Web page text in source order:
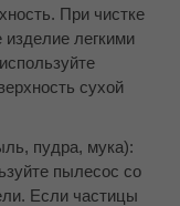
При чистке
изделие легкими
сухой
пудра, мука):
пылесос со
Если частицы